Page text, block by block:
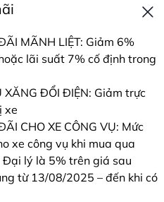
MÃNH LIỆT: Giảm 6%
lãi suất 7% cố định trong
XĂNG ĐỔI ĐIỆN: Giảm trực
xe
CHO XE CÔNG VỤ: Mức
xe công vụ khi mua qua
Đại lý là 5% trên giá sau
từ 13/08/2025 – đến khi có